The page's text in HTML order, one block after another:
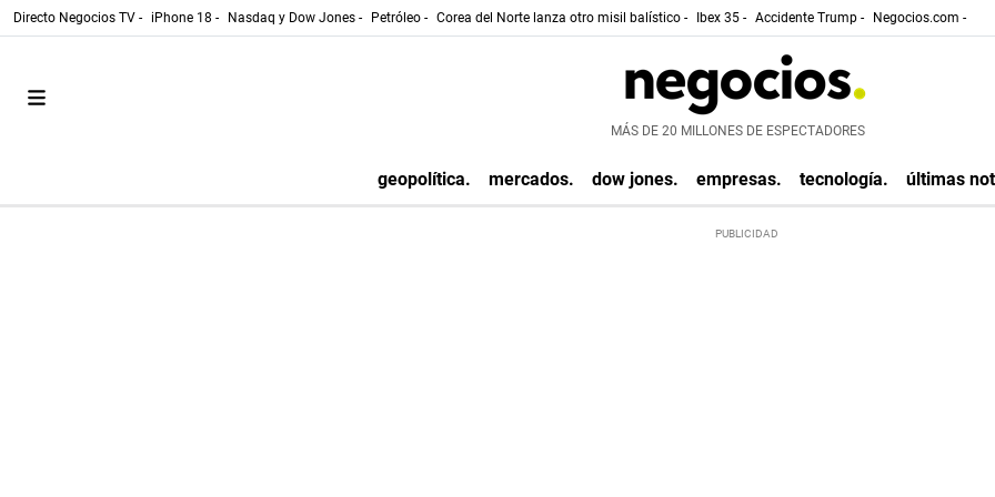
Directo Negocios TV - iPhone 18 - Nasdaq y Dow Jones - Petróleo - Corea del Norte lanza otro misil balístico - Ibex 35 - Accidente Trump - Negocios.com -
MÁS DE 20 MILLONES DE ESPECTADORES
geopolítica. mercados. dow jones. empresas. tecnología. últimas